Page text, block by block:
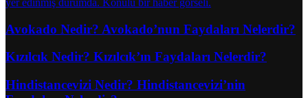
Avokado Nedir? Avokado’nun Faydaları Nelerdir?
Kızılcık Nedir? Kızılcık’ın Faydaları Nelerdir?
Hindistancevizi Nedir? Hindistancevizi’nin